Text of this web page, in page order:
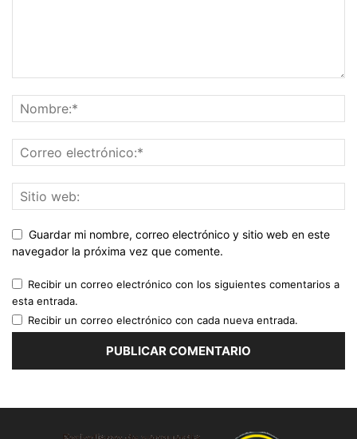
Guardar mi nombre, correo electrónico y sitio web en este
navegador la próxima vez que comente.
Recibir un correo electrónico con los siguientes comentarios a
esta entrada.
Recibir un correo electrónico con cada nueva entrada.